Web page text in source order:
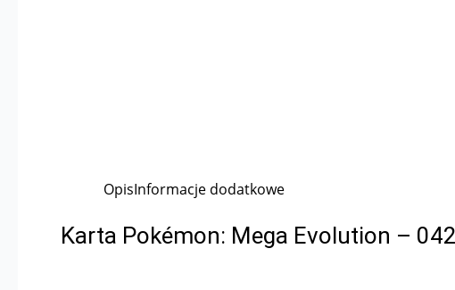
OpisInformacje dodatkowe
Karta Pokémon: Mega Evolution –